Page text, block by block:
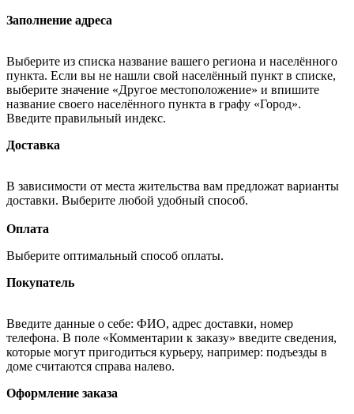
Заполнение адреса
Выберите из списка название вашего региона и населённого
пункта. Если вы не нашли свой населённый пункт в списке,
выберите значение «Другое местоположение» и впишите
название своего населённого пункта в графу «Город».
Введите правильный индекс.
Доставка
В зависимости от места жительства вам предложат варианты
доставки. Выберите любой удобный способ.
Оплата
Выберите оптимальный способ оплаты.
Покупатель
Введите данные о себе: ФИО, адрес доставки, номер
телефона. В поле «Комментарии к заказу» введите сведения,
которые могут пригодиться курьеру, например: подъезды в
доме считаются справа налево.
Оформление заказа